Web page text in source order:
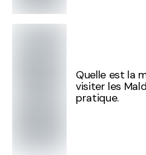
Quelle est la
visiter les
pratique.